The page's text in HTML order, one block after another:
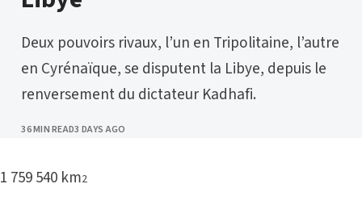
Deux pouvoirs rivaux, l’un en Tripolitaine, l’autre
en Cyrénaïque, se disputent la Libye, depuis le
renversement du dictateur Kadhafi.
36 MIN READPUBLISHED
3 DAYS AGO
1 759 540 km2